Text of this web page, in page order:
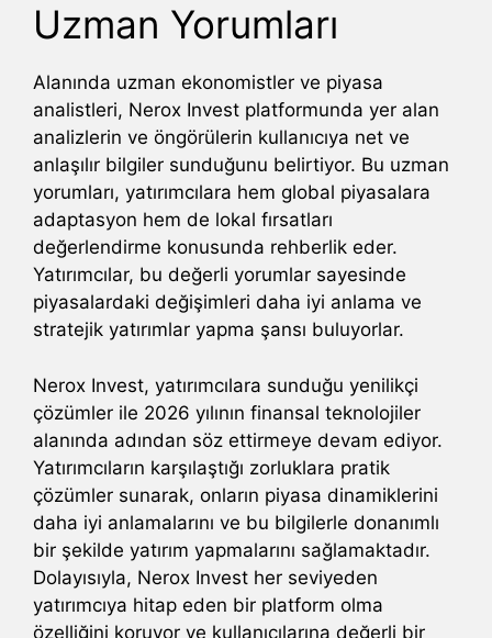
Uzman Yorumları
Alanında uzman ekonomistler ve piyasa
analistleri, Nerox Invest platformunda yer alan
analizlerin ve öngörülerin kullanıcıya net ve
anlaşılır bilgiler sunduğunu belirtiyor. Bu uzman
yorumları, yatırımcılara hem global piyasalara
adaptasyon hem de lokal fırsatları
değerlendirme konusunda rehberlik eder.
Yatırımcılar, bu değerli yorumlar sayesinde
piyasalardaki değişimleri daha iyi anlama ve
stratejik yatırımlar yapma şansı buluyorlar.
Nerox Invest, yatırımcılara sunduğu yenilikçi
çözümler ile 2026 yılının finansal teknolojiler
alanında adından söz ettirmeye devam ediyor.
Yatırımcıların karşılaştığı zorluklara pratik
çözümler sunarak, onların piyasa dinamiklerini
daha iyi anlamalarını ve bu bilgilerle donanımlı
bir şekilde yatırım yapmalarını sağlamaktadır.
Dolayısıyla, Nerox Invest her seviyeden
yatırımcıya hitap eden bir platform olma
özelliğini koruyor ve kullanıcılarına değerli bir